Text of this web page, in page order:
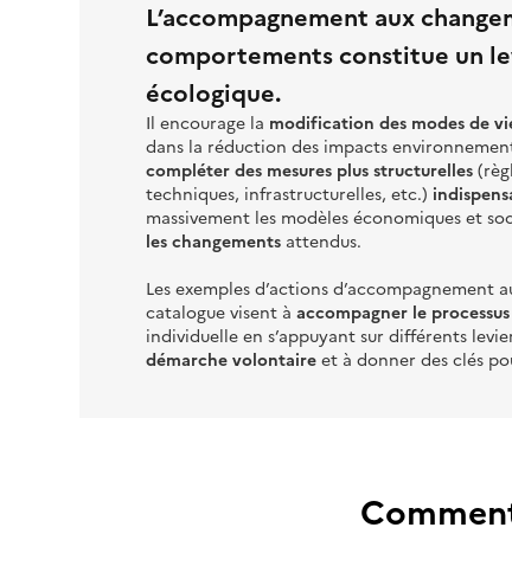
L’accompagnement aux
comportements constitue un
écologique.
Il encourage la modification des modes de
dans la réduction des impacts
compléter des mesures plus structurelles
techniques, infrastructurelles, etc.)
massivement les modèles économiques et
les changements attendus.
Les exemples d’actions d’accompagnement
catalogue visent àaccompagner le processus
individuelle en s’appuyant sur différents
démarche volontaire et à donner des clés